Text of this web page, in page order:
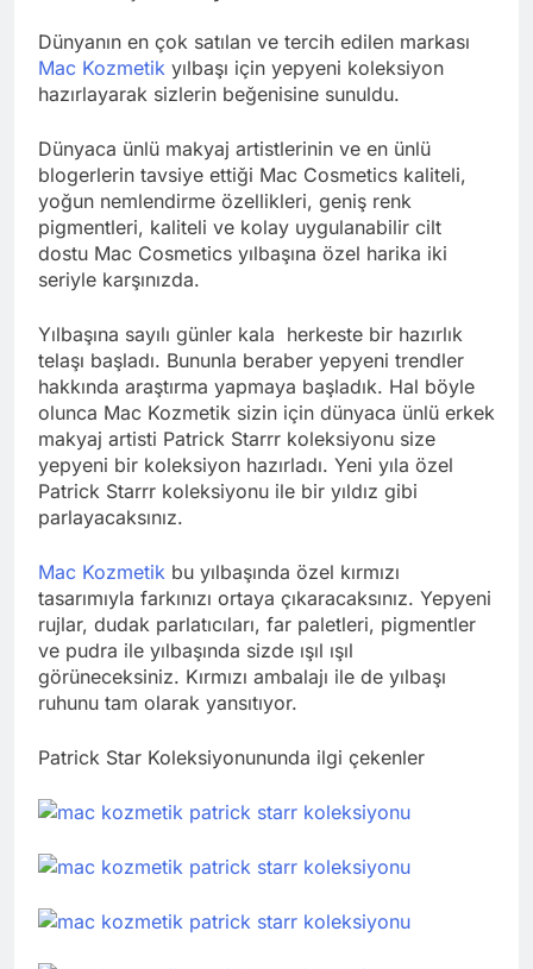
Dünyanın en çok satılan ve tercih edilen markası
Mac Kozmetik yılbaşı için yepyeni koleksiyon
hazırlayarak sizlerin beğenisine sunuldu.
Dünyaca ünlü makyaj artistlerinin ve en ünlü
blogerlerin tavsiye ettiği Mac Cosmetics kaliteli,
yoğun nemlendirme özellikleri, geniş renk
pigmentleri, kaliteli ve kolay uygulanabilir cilt
dostu Mac Cosmetics yılbaşına özel harika iki
seriyle karşınızda.
Yılbaşına sayılı günler kala herkeste bir hazırlık
telaşı başladı. Bununla beraber yepyeni trendler
hakkında araştırma yapmaya başladık. Hal böyle
olunca Mac Kozmetik sizin için dünyaca ünlü erkek
makyaj artisti Patrick Starrr koleksiyonu size
yepyeni bir koleksiyon hazırladı. Yeni yıla özel
Patrick Starrr koleksiyonu ile bir yıldız gibi
parlayacaksınız.
Mac Kozmetik bu yılbaşında özel kırmızı
tasarımıyla farkınızı ortaya çıkaracaksınız. Yepyeni
rujlar, dudak parlatıcıları, far paletleri, pigmentler
ve pudra ile yılbaşında sizde ışıl ışıl
görüneceksiniz. Kırmızı ambalajı ile de yılbaşı
ruhunu tam olarak yansıtıyor.
Patrick Star Koleksiyonununda ilgi çekenler